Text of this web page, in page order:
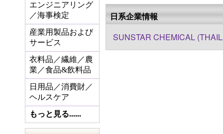
エンジニアリング
／海事検定
産業用製品および
サービス
衣料品／繊維／農
業／食品&飲料品
日用品／消費財／
ヘルスケア
もっと見る......
日系企業情報
SUNSTAR CHEMICAL